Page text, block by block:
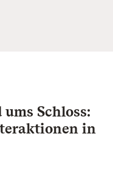
Schloss:
in